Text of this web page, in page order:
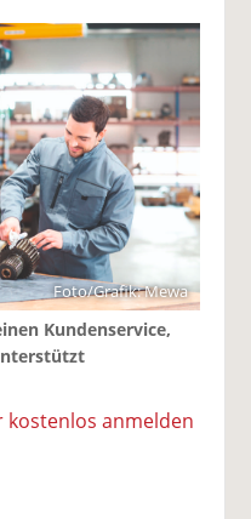
Foto/Grafik: Mewa
Kundenservice,
kostenlos anmelden